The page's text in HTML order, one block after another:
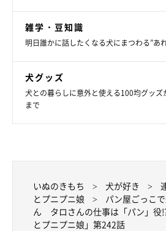
雑学・豆知識
明日誰かに話したくなる犬にまつわる”あ
犬グッズ
犬との暮らしに意外と使える100均グッ
まで
いぬのきもち 犬が好き
とプニプニ娘
パン屋ごっこ
ん タロさんの仕事は「パン」役
とプニプニ娘」第242話